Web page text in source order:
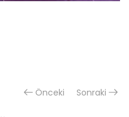
Önceki Sonraki